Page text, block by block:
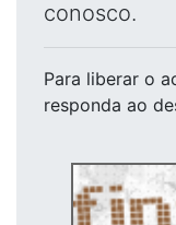
conosco.
Para liberar o
responda ao